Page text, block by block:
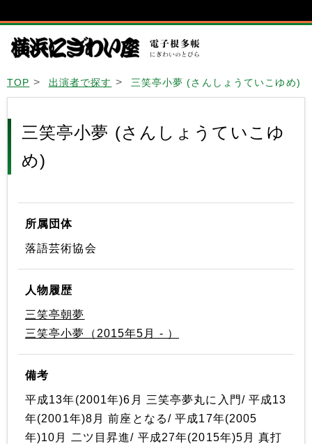
TOP 出演者で探す 三笑亭小夢 (さんしょうていこゆめ)
三笑亭小夢 (さんしょうていこゆ
め)
所属団体
落語芸術協会
人物履歴
三笑亭朝夢
三笑亭小夢（2015年5月 - ）
備考
平成13年(2001年)6月 三笑亭夢丸に入門/ 平成13
年(2001年)8月 前座となる/ 平成17年(2005
年)10月 二ツ目昇進/ 平成27年(2015年)5月 真打